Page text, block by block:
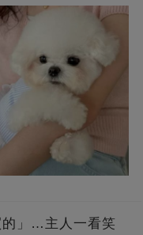
的」…主人一看笑